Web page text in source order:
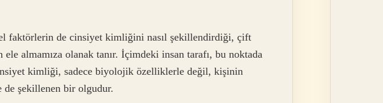
faktörlerin de cinsiyet kimliğini nasıl şekillendirdiği, çift
almamıza olanak tanır. İçimdeki insan tarafı, bu noktada
kimliği, sadece biyolojik özelliklerle değil, kişinin
şekillenen bir olgudur.